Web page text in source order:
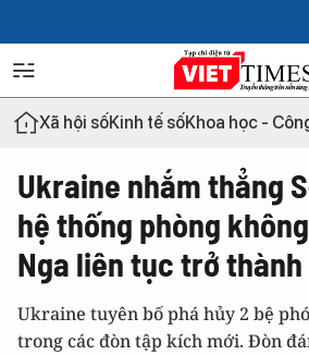
Xã hội sốKinh tế sốKhoa học -
Ukraine nhắm thẳng
hệ thống phòng
Nga liên tục trở
Ukraine tuyên bố phá hủy 2 bệ
trong các đòn tập kích mới. Đòn